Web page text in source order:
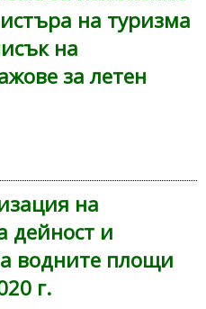
на туризма
на
за летен
на
дейност и
водните площи
г.